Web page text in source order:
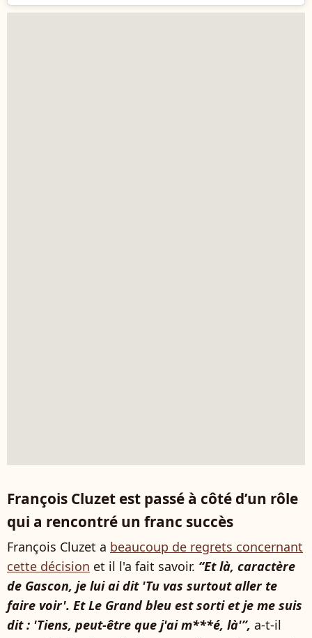
François Cluzet est passé à côté d’un rôle
qui a rencontré un franc succès
François Cluzet a beaucoup de regrets concernant
cette décision et il l'a fait savoir. “Et là, caractère
de Gascon, je lui ai dit 'Tu vas surtout aller te
faire voir'. Et Le Grand bleu est sorti et je me suis
dit : 'Tiens, peut-être que j'ai m***é, là'”, a-t-il